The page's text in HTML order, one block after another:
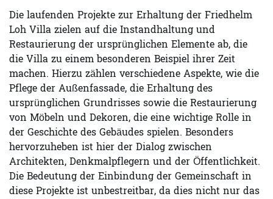
Die laufenden Projekte zur Erhaltung der Friedhelm
Loh Villa zielen auf die Instandhaltung und
Restaurierung der ursprünglichen Elemente ab, die
die Villa zu einem besonderen Beispiel ihrer Zeit
machen. Hierzu zählen verschiedene Aspekte, wie die
Pflege der Außenfassade, die Erhaltung des
ursprünglichen Grundrisses sowie die Restaurierung
von Möbeln und Dekoren, die eine wichtige Rolle in
der Geschichte des Gebäudes spielen. Besonders
hervorzuheben ist hier der Dialog zwischen
Architekten, Denkmalpflegern und der Öffentlichkeit.
Die Bedeutung der Einbindung der Gemeinschaft in
diese Projekte ist unbestreitbar, da dies nicht nur das